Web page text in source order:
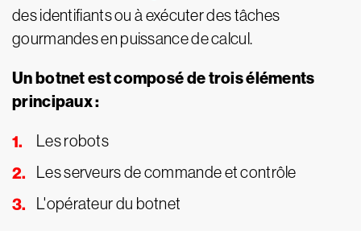
des identifiants ou à exécuter des tâches
gourmandes en puissance de calcul.
Un botnet est composé de trois éléments
principaux :
Les robots
Les serveurs de commande et contrôle
L'opérateur du botnet